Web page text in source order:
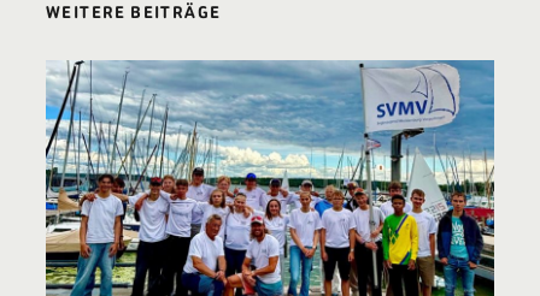
WEITERE BEITRÄGE